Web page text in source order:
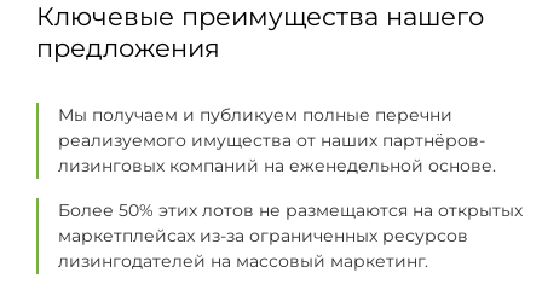
Ключевые преимущества нашего
предложения
Мы получаем и публикуем полные перечни
реализуемого имущества от наших партнёров-
лизинговых компаний на еженедельной основе.
Более 50% этих лотов не размещаются на открытых
маркетплейсах из-за ограниченных ресурсов
лизингодателей на массовый маркетинг.